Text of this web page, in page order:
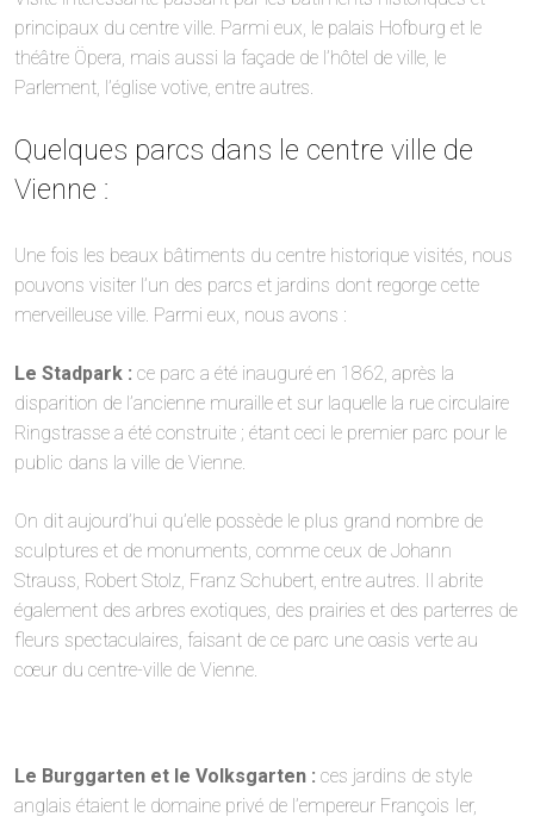
principaux du centre ville. Parmi eux, le palais Hofburg et le
théâtre Öpera, mais aussi la façade de l’hôtel de ville, le
Parlement, l’église votive, entre autres.
Quelques parcs dans le centre ville de
Vienne :
Une fois les beaux bâtiments du centre historique visités, nous
pouvons visiter l’un des parcs et jardins dont regorge cette
merveilleuse ville. Parmi eux, nous avons :
Le Stadpark : ce parc a été inauguré en 1862, après la
disparition de l’ancienne muraille et sur laquelle la rue circulaire
Ringstrasse a été construite ; étant ceci le premier parc pour le
public dans la ville de Vienne.
On dit aujourd’hui qu’elle possède le plus grand nombre de
sculptures et de monuments, comme ceux de Johann
Strauss, Robert Stolz, Franz Schubert, entre autres. Il abrite
également des arbres exotiques, des prairies et des parterres de
fleurs spectaculaires, faisant de ce parc une oasis verte au
cœur du centre-ville de Vienne.
Le Burggarten et le Volksgarten : ces jardins de style
anglais étaient le domaine privé de l’empereur François Ier,